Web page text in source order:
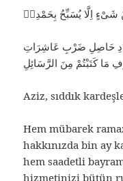
شَىْءٍ اِلَّا يُسَبِّحُ بِحَمْدِهٖ
حَاصِلِ ضَرْبِ عَاشِرَاتِ
كَتَبْتُمْ مِنَ الرَّسَائِلِ
Aziz, sıddık
Hem mübarek
hakkınızda bin ay
hem saadetli
hizmetinizi bütün